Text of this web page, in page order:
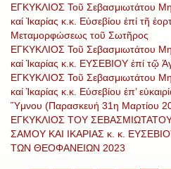
ΕΓΚΥΚΛΙΟΣ Τοῦ Σεβασμιωτάτου
καί Ἰκαρίας κ.κ. Εὐσεβίου ἐπί τῆ
Μεταμορφώσεως τοῦ Σωτῆρος
ΕΓΚΥΚΛΙΟΣ Τοῦ Σεβασμιωτάτου
καί Ἰκαρίας κ.κ. ΕΥΣΕΒΙΟΥ ἐπί τῷ
ΕΓΚΥΚΛΙΟΣ Τοῦ Σεβασμιωτάτου
καί Ἰκαρίας κ.κ. Εὐσεβίου ἐπ’
Ὕμνου (Παρασκευή 31η Μαρτίου
ΕΓΚΥΚΛΙΟΣ ΤΟΥ
ΣΑΜΟΥ ΚΑΙ ΙΚΑΡΙΑΣ κ. κ.
ΤΩΝ ΘΕΟΦΑΝΕΙΩΝ 2023